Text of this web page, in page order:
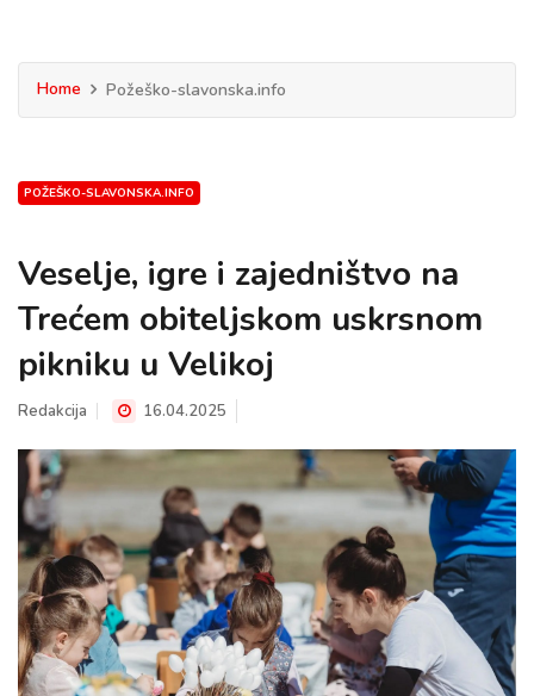
Home Požeško-slavonska.info
POŽEŠKO-SLAVONSKA.INFO
Veselje, igre i zajedništvo na
Trećem obiteljskom uskrsnom
pikniku u Velikoj
Redakcija 16.04.2025